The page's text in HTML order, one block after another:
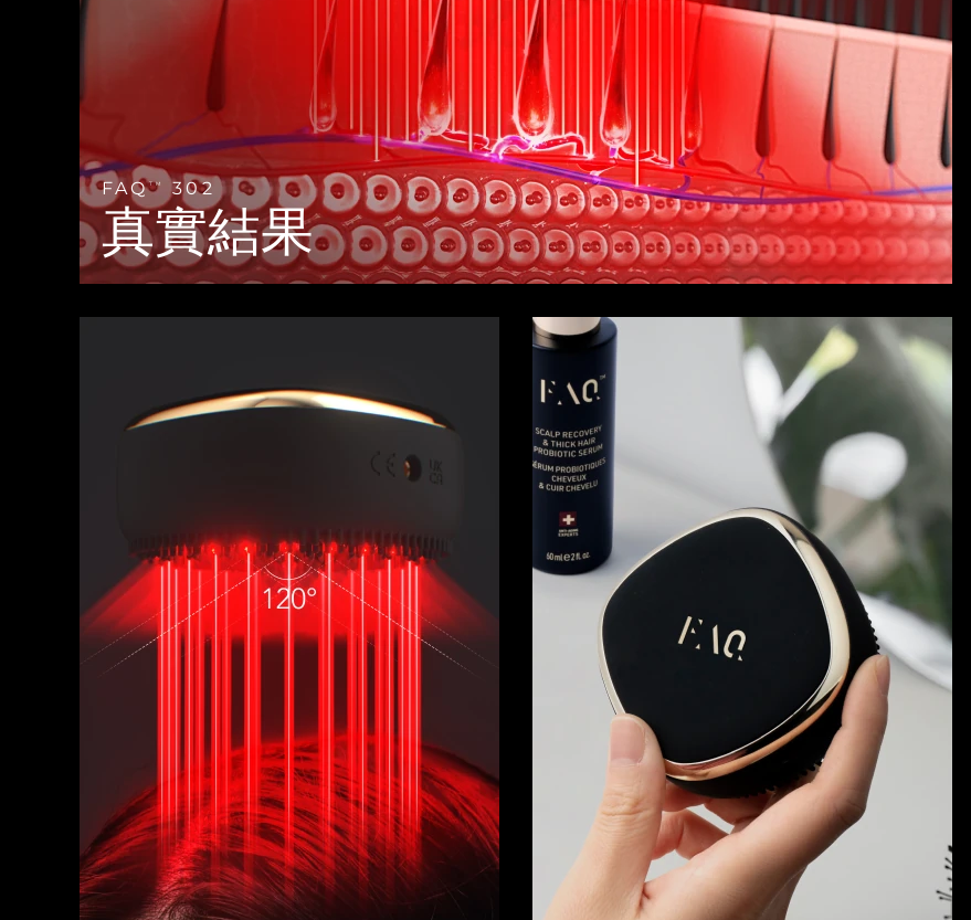
FAQTM 302
真實結果
LUNA™ 4 go
For travel or gym bag
LUNA™護膚
Premium cleansers & balm
LUNA™ 設備
All facial cleansing devices
BEAR™ 設備
All premium facelift devices
UFO™ 3 go
Portable red light therapy
面膜
Rejuvenation & hydration
UFO™ 設備
issa™ 4 baby
issa™ Teeth Whitening Set
Dual LED + sonic device & 18% PAP gel
ISSA™ 設備
FAQ™ 102
Advanced clinical anti-aging
FAQ™ 103
Luxurious clinical anti-aging set
FAQ™ P1 Primer
All FAQ™ skincare
FAQ™ 202
FAQ™ 211
Anti-aging neck & décolleté LED mask
FAQ™ 221
All FAQ™ skincare
FAQ™ 301
LED hair strengthening scalp massager
FAQ™ Scalp Serum
Scalp recovery probiotic serum
FAQ™護膚品
All FAQ™ skincare
FAQ™產品
All hair treatments
肌膚年輕化
FAQ™ 501
Full-Spectrum Red Light Therapy
FAQ™ 502
Full-Spectrum Red Light Therapy
FAQ™ skincare
All FAQ™ skincare
All toning treatments
保健品
NEW
專業治療
PEACH™ 2 Pro Max
IPL hair removal
PEACH™ 2 go
Travel-friendly IPL hair removal
PEACH™ Cooling Prep Gel
Cooling IPL hair removal gel
BEAR™ 2 body
Massaging body brush
SUPERCHARGED™ serum
Firming body serum
ESPADA™ 2 plus
Recurring acne LED therapy
ESPADA™ 2
ESPADA™ Blemish Solution
Concentrated acne gel
ESPADA™ 設備
All acne treatment devices
BEAR™ 2 eyes & lips
Microcurrent line smoothing device
IRIS™ 2
Advanced eye care treatment
眼部護理設備
All revitalizing eye massagers
毛孔護理
KIWI™ derma
KIWI™
Blackhead remover
KIWI™ 皮肤护理
Advanced pore care essentials
護發
LUNA™ 4 hair
FLIP™ play advanced
LED light hairbrush
LUNA™ Dual-Peptide Scalp
Serum
For healthy hair
issa™ Teeth Whitening Set
Dual LED + sonic device & 18% PAP gel
issa™ Teeth Whitening Gel
18% PAP
更多的